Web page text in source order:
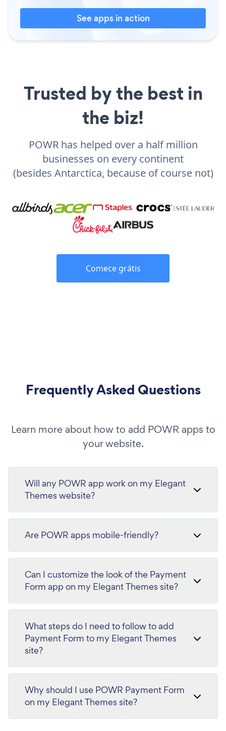
See apps in action
Trusted by the best in
the biz!
POWR has helped over a half million
businesses on every continent
(besides Antarctica, because of course not)
Comece grátis
Frequently Asked Questions
Learn more about how to add POWR apps to
your website.
Will any POWR app work on my Elegant
Themes website?
Are POWR apps mobile-friendly?
Can I customize the look of the Payment
Form app on my Elegant Themes site?
What steps do I need to follow to add
Payment Form to my Elegant Themes
site?
Why should I use POWR Payment Form
on my Elegant Themes site?